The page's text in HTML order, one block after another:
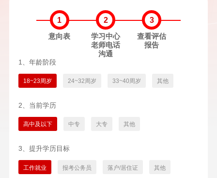
1
意向表
2
学习中心
老师电话
沟通
3
查看评估
报告
1、年龄阶段
18~23周岁 24~32周岁 33~40周岁 其他
2、当前学历
高中及以下 中专 大专 其他
3、提升学历目标
工作就业 报考公务员 落户/居住证 其他